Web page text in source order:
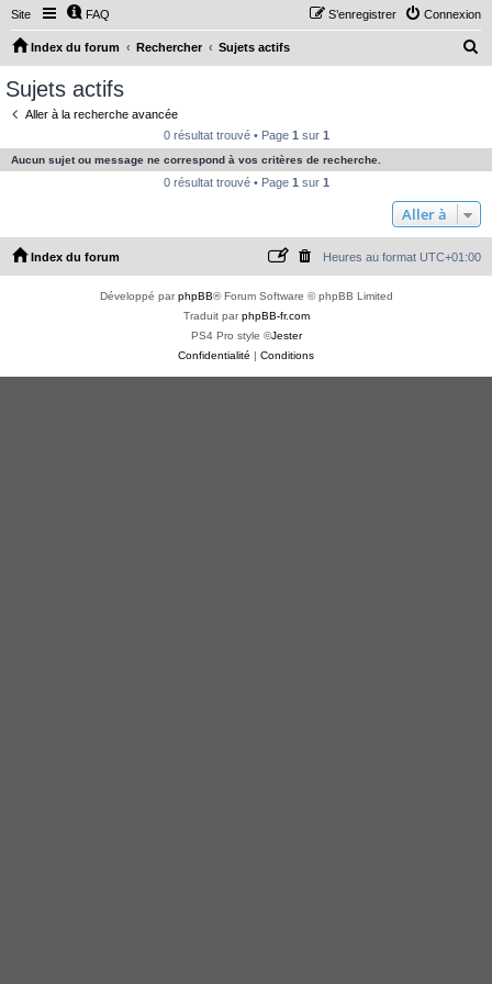
Site FAQ Connexion
S’enregistrer
Index du forum Rechercher Sujets actifs
e
c
e
Sujets actifs
Aller à la recherche avancée
0 résultat trouvé • Page 1 sur 1
Aucun sujet ou message ne correspond à vos critères de recherche.
0 résultat trouvé • Page 1 sur 1
Aller à
Index du forum Heures au format UTC+01:00
Développé parphpBB® Forum Software © phpBB Limited
Traduit parphpBB-fr.com
PS4 Pro style ©Jester
Confidentialité | Conditions